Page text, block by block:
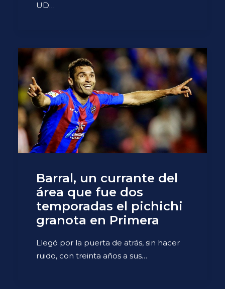
UD…
Barral, un currante del
área que fue dos
temporadas el pichichi
granota en Primera
Llegó por la puerta de atrás, sin hacer
ruido, con treinta años a sus…